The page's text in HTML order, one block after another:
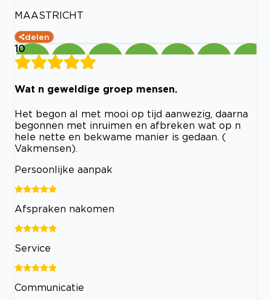
MAASTRICHT
delen
10
Wat n geweldige groep mensen.
Het begon al met mooi op tijd aanwezig, daarna
begonnen met inruimen en afbreken wat op n
hele nette en bekwame manier is gedaan. (
Vakmensen).
Persoonlijke aanpak
Afspraken nakomen
Service
Communicatie